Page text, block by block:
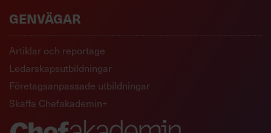
GENVÄGAR
Artiklar och reportage
Ledarskapsutbildningar
Företagsanpassade utbildningar
Skaffa Chefakademin+